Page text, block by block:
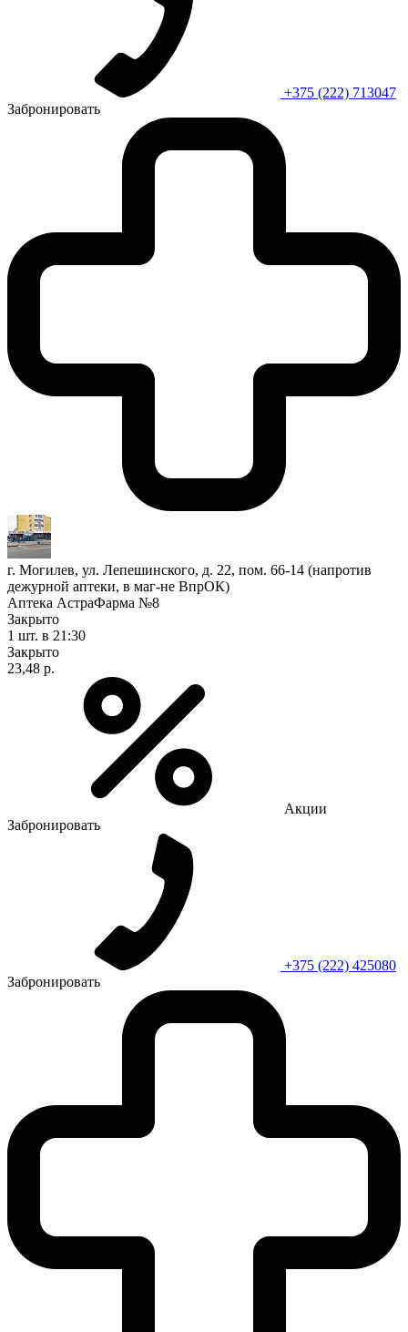
+375 (222) 713047
Забронировать
г. Могилев, ул. Лепешинского, д. 22, пом. 66-14 (напротив
дежурной аптеки, в маг-не ВпрОК)
Аптека АстраФарма №8
Закрыто
1 шт. в 21:30
Закрыто
23,48 р.
Акции
Забронировать
+375 (222) 425080
Забронировать